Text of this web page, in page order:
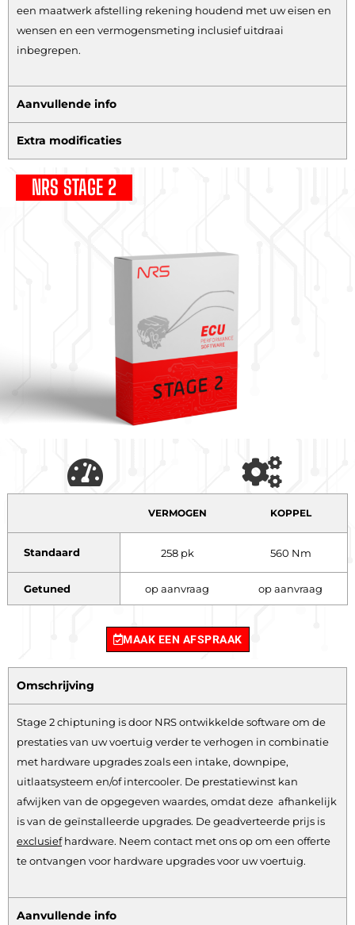
een maatwerk afstelling rekening houdend met uw eisen en
wensen en een vermogensmeting inclusief uitdraai
inbegrepen.
Aanvullende info
Extra modificaties
NRS STAGE 2
VERMOGEN KOPPEL
Standaard 258 pk 560 Nm
Getuned op aanvraag op aanvraag
MAAK EEN AFSPRAAK
Omschrijving
Stage 2 chiptuning is door NRS ontwikkelde software om de
prestaties van uw voertuig verder te verhogen in combinatie
met hardware upgrades zoals een intake, downpipe,
uitlaatsysteem en/of intercooler. De prestatiewinst kan
afwijken van de opgegeven waardes, omdat deze afhankelijk
is van de geïnstalleerde upgrades. De geadverteerde prijs is
exclusiefhardware. Neem contact met ons op om een offerte
te ontvangen voor hardware upgrades voor uw voertuig.
Aanvullende info